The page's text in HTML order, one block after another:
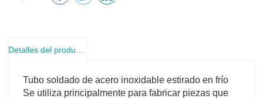
Tubo soldado de acero inoxidable estirado en frío
Se utiliza principalmente para fabricar piezas que